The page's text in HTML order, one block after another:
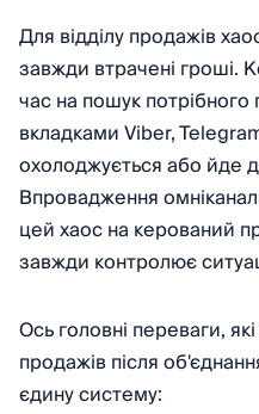
Для відділу продажів
завжди втрачені гроші.
час на пошук
вкладками Viber,
охолоджується або йде
Впровадження
цей хаос на керований
завжди контролює
Ось головні переваги,
продажів після
єдину систему: